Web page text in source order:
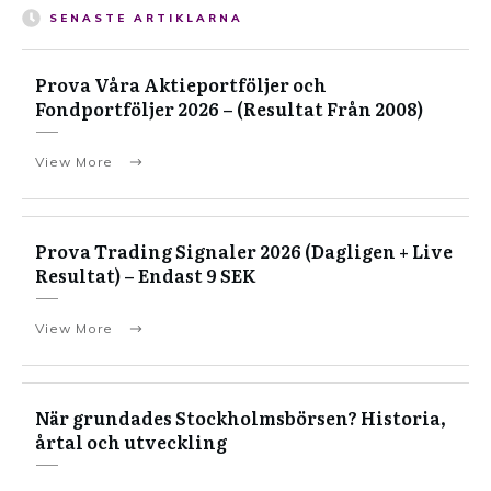
SENASTE ARTIKLARNA
Prova Våra Aktieportföljer och
Fondportföljer 2026 – (Resultat Från 2008)
View More
Prova Trading Signaler 2026 (Dagligen + Live
Resultat) – Endast 9 SEK
View More
När grundades Stockholmsbörsen? Historia,
årtal och utveckling